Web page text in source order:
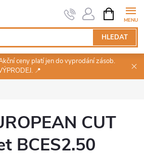
HLEDAT
NÁKUPNÍ
KOŠÍK
ceny platí jen do vyprodání zásob.
📍
CUT
BCES2.50